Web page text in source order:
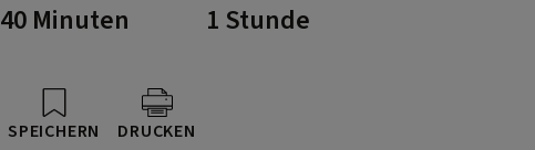
40 Minuten 1 Stunde
SPEICHERN DRUCKEN